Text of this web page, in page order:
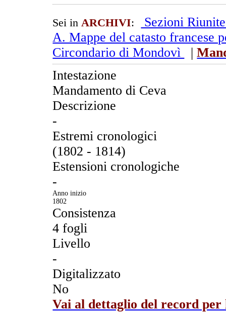
Sei inARCHIVI:
Sezioni
A. Mappe del catasto francese
Circondario di Mondovì
|
Intestazione
Mandamento di Ceva
Descrizione
-
Estremi cronologici
(1802 - 1814)
Estensioni cronologiche
-
Anno inizio
1802
Consistenza
4 fogli
Livello
-
Digitalizzato
No
Vai al dettaglio del record per